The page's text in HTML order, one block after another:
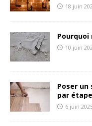
18 juin
Pourquoi
10 juin
Poser un
par étape
6 juin